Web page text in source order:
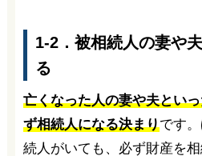
1-2．被相続人の妻や
る
亡くなった人の妻や夫とい
ず相続人になる決まりです
続人がいても、必ず財産を